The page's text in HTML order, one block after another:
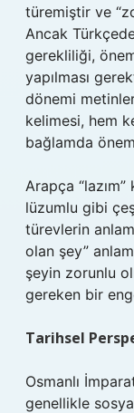
türemiştir ve
Ancak
gerekliliği,
yapılması
dönemi
kelimesi, hem
bağlamda
Arapça
lüzumlu gibi
türevlerin
olan şey”
şeyin zorunlu
gereken bir
Tarihsel
Osmanlı
genellikle